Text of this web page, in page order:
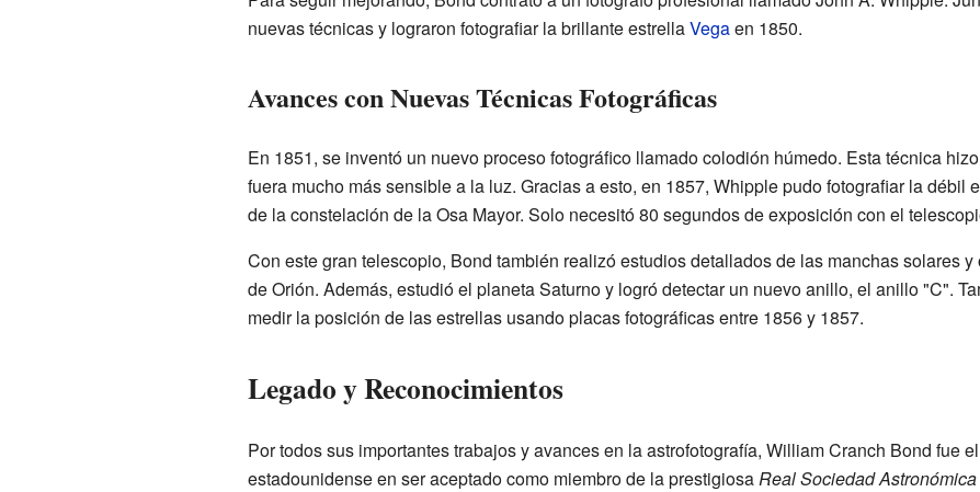
nuevas técnicas y lograron fotografiar la brillante estrellaVegaen 1850.
Avances con Nuevas Técnicas Fotográficas
En 1851, se inventó un nuevo proceso fotográfico llamado colodión húmedo. Esta técnica
fuera mucho más sensible a la luz. Gracias a esto, en 1857, Whipple pudo fotografiar la débil
de la constelación de la Osa Mayor. Solo necesitó 80 segundos de exposición con el
Con este gran telescopio, Bond también realizó estudios detallados de las manchas solares
de Orión. Además, estudió el planeta Saturno y logró detectar un nuevo anillo, el anillo "C".
medir la posición de las estrellas usando placas fotográficas entre 1856 y 1857.
Legado y Reconocimientos
Por todos sus importantes trabajos y avances en la astrofotografía, William Cranch Bond fue
estadounidense en ser aceptado como miembro de la prestigiosaReal Sociedad